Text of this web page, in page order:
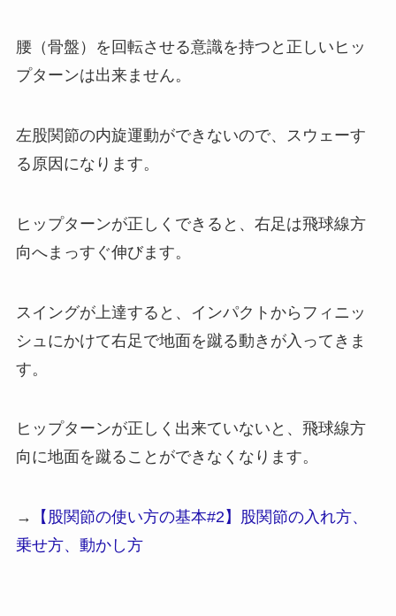
腰（骨盤）を回転させる意識を持つと正しいヒッ
プターンは出来ません。
左股関節の内旋運動ができないので、スウェーす
る原因になります。
ヒップターンが正しくできると、右足は飛球線方
向へまっすぐ伸びます。
スイングが上達すると、インパクトからフィニッ
シュにかけて右足で地面を蹴る動きが入ってきま
す。
ヒップターンが正しく出来ていないと、飛球線方
向に地面を蹴ることができなくなります。
→
【股関節の使い方の基本#2】股関節の入れ方、
乗せ方、動かし方